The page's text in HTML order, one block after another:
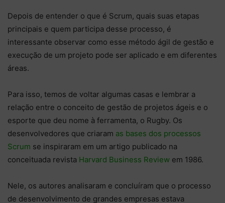
Depois de entender o que é Scrum, quais suas etapas
principais e quem participa desse processo, é
interessante observar como esse método ágil de gestão e
execução de um projeto pode ser aplicado e em diferentes
áreas.
Para isso, temos de voltar algumas casas e lembrar a
relação entre o conceito de gestão de projetos ágeis e o
esporte que deu nome à ferramenta, o Rugby. Os
desenvolvedores que criaram as bases dos processos
Scrum se inspiraram em um artigo publicado na
conceituada revista Harvard Business Review em 1986.
Nele, os autores analisaram e concluíram que o processo
de desenvolvimento de grandes empresas estava